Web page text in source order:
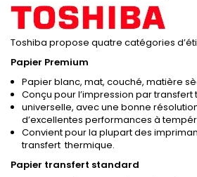
Toshiba propose quatre catégories
Papier Premium
Papier blanc, mat, couché, matière
Conçu pour l’impression par transfert
universelle, avec une bonne
d’excellentes performances à
Convient pour la plupart des
transfert thermique.
Papier transfert standard